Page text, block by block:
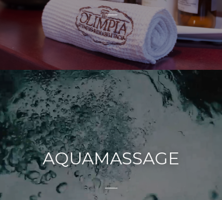
AQUAMASSAGE